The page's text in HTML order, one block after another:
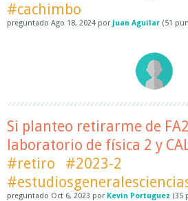
#cachimbo
preguntado Ago 18, 2024 por Juan Aguilar (51
Si planteo retirarme de
laboratorio de física 2 y
#retiro
#2023-2
preguntado Oct 6, 2023 por Kevin Portuguez (35